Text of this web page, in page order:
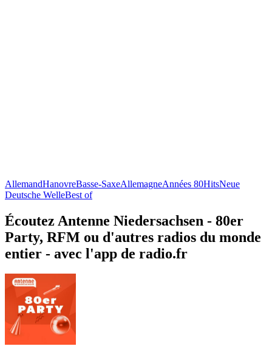
AllemandHanovreBasse-SaxeAllemagneAnnées 80HitsNeue
Deutsche WelleBest of
Écoutez Antenne Niedersachsen - 80er
Party, RFM ou d'autres radios du monde
entier - avec l'app de radio.fr